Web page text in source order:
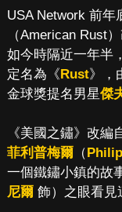
USA Network 前年
（American Rust
如今時隔近一年半
定名為《Rust》，
金球獎提名男星傑
《美國之鏽》改編
菲利普梅爾（
一個鐵鏽小鎮的故
尼爾飾）之眼看見